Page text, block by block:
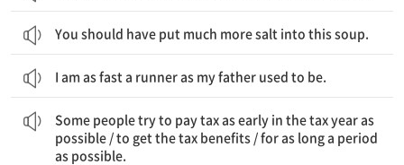
You should have put much more salt into this soup.
I am as fast a runner as my father used to be.
Some people try to pay tax as early in the tax year as
possible / to get the tax benefits / for as long a period
as possible.